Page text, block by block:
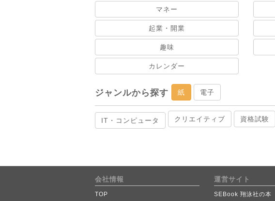
マネー
起業・開業
趣味
カレンダー
ジャンルから探す 紙 電子
IT・コンピュータ クリエイティブ 資格試験
会社情報
TOP
運営サイト
SEBook 翔泳社の本